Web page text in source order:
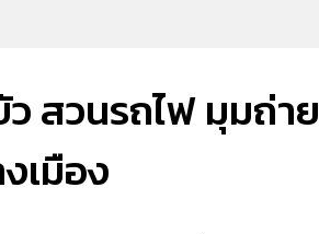
สวนรถไฟ มุมถ่
เมือง